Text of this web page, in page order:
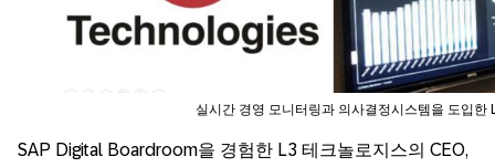
실시간 경영 모니터링과 의사결정시스템을 도입한
SAP Digital Boardroom을 경험한 L3 테크놀로지스의 CEO,